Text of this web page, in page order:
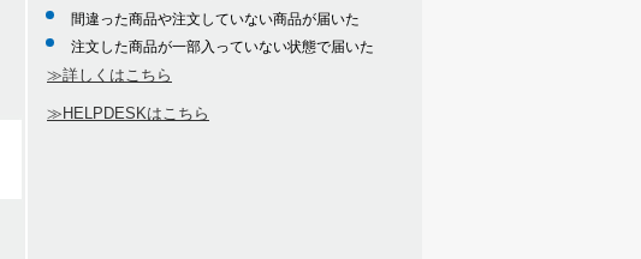
間違った商品や注文していない商品が届いた
注文した商品が一部入っていない状態で届いた
≫詳しくはこちら
≫HELPDESKはこちら